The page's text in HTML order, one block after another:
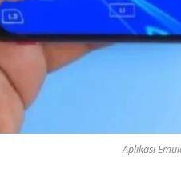
Aplikasi